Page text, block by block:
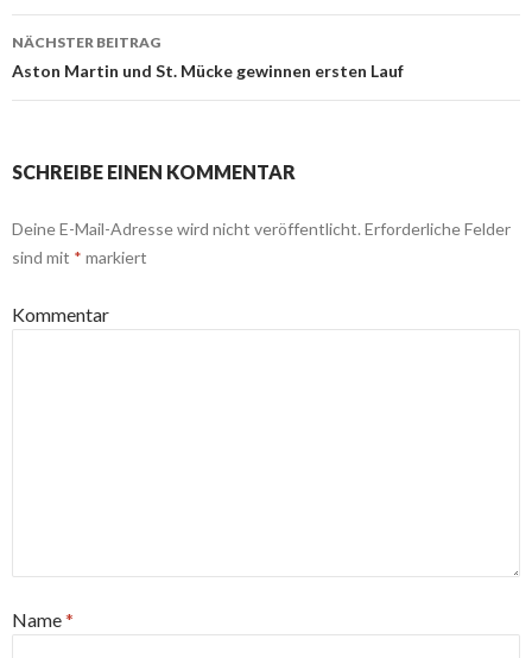
NÄCHSTER BEITRAG
Aston Martin und St. Mücke gewinnen ersten Lauf
SCHREIBE EINEN KOMMENTAR
Deine E-Mail-Adresse wird nicht veröffentlicht. Erforderliche Felder
sind mit * markiert
Kommentar
Name*